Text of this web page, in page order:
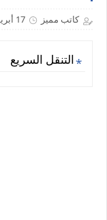
كاتب مميز 17 أبريل 2023
التنقل السريع